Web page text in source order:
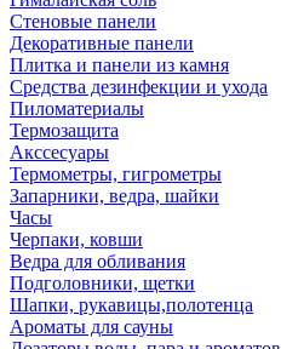
Стеновые панели
Декоративные панели
Плитка и панели из камня
Средства дезинфекции и ухода
Пиломатериалы
Термозащита
Аксcесуары
Термометры, гигрометры
Запарники, ведра, шайки
Часы
Черпаки, ковши
Ведра для обливания
Подголовники, щетки
Шапки, рукавицы,полотенца
Ароматы для сауны